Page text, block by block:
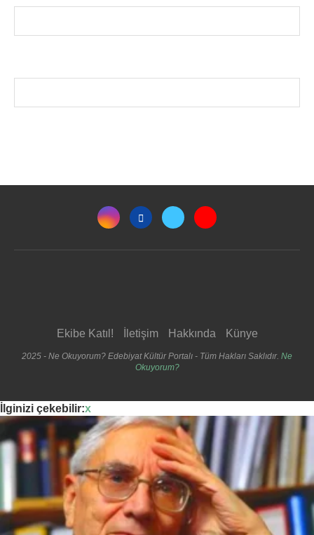
Ekibe Katıl! İletişim Hakkında Künye
2025 - Ne Okuyorum? Edebiyat Kültür Portalı - Tüm Hakları Saklıdır. Ne
Okuyorum?
İlginizi çekebilir:x